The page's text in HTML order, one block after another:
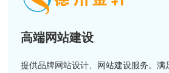
高端网站建设
提供品牌网站设计、网站建设服务。满